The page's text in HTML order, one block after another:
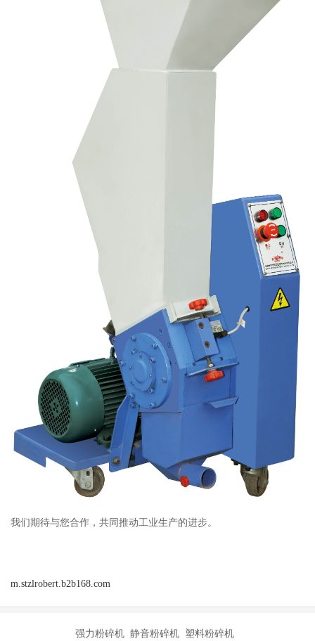
我们期待与您合作，共同推动工业生产的进步。
m.stzlrobert.b2b168.com
强力粉碎机 静音粉碎机 塑料粉碎机